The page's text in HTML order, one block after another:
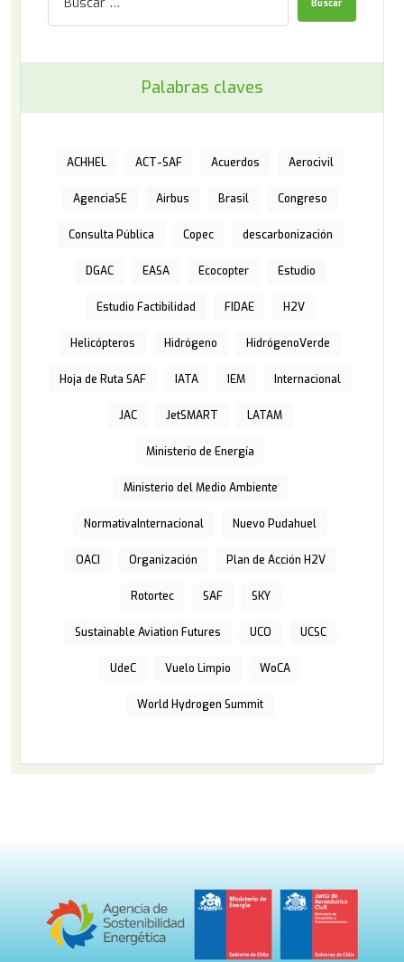
Palabras claves
ACHHEL ACT-SAF Acuerdos Aerocivil
AgenciaSE Airbus Brasil Congreso
Consulta Pública Copec descarbonización
DGAC EASA Ecocopter Estudio
Estudio Factibilidad FIDAE H2V
Helicópteros Hidrógeno HidrógenoVerde
Hoja de Ruta SAF IATA IEM Internacional
JAC JetSMART LATAM
Ministerio de Energía
Ministerio del Medio Ambiente
NormativaInternacional Nuevo Pudahuel
OACI Organización Plan de Acción H2V
Rotortec SAF SKY
Sustainable Aviation Futures UCO UCSC
UdeC Vuelo Limpio WoCA
World Hydrogen Summit